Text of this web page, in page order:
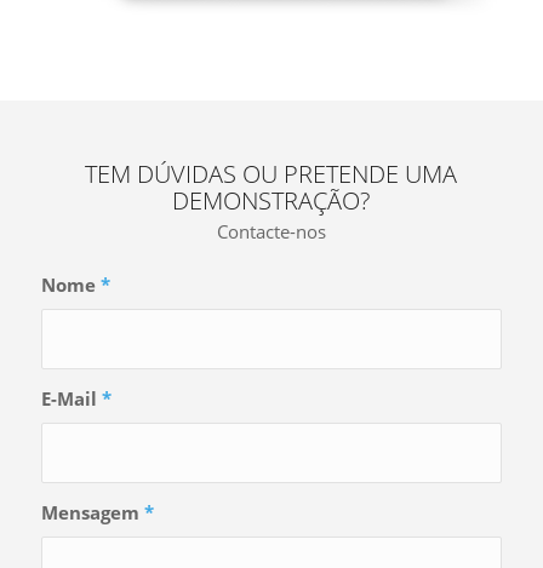
TEM DÚVIDAS OU PRETENDE UMA
DEMONSTRAÇÃO?
Contacte-nos
Nome *
E-Mail *
Mensagem *